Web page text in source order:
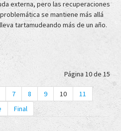
externa, pero las recuperaciones
se mantiene más allá
tartamudeando más de un año.
Página 10 de 15
7 8 9 10
11
Final